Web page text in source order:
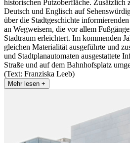
historischen Putzoberfläche. Zusätzlich
Deutsch und Englisch auf
über die Stadtgeschichte
an Wegweisern, die vor allem
Stadtraum erleichtert. Im kommenden
gleichen Materialität ausgeführte und
und Stadtplanautomaten ausgestattete
Straße und auf dem Bahnhofsplatz
(Text: Franziska Leeb)
Mehr lesen +